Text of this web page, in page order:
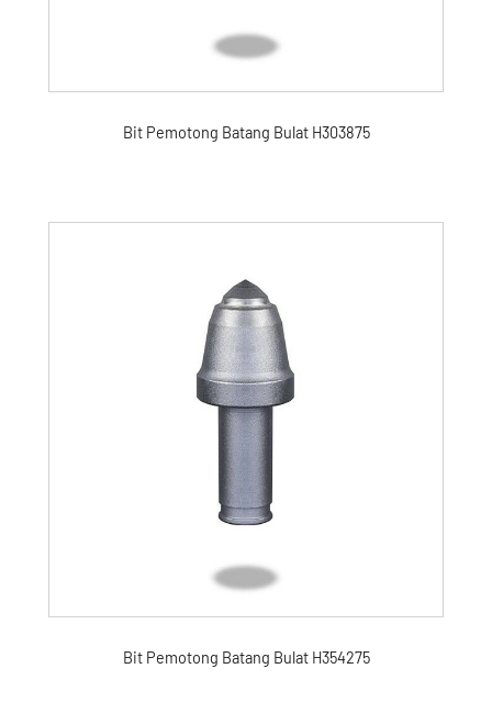
Bit Pemotong Batang Bulat H303875
Bit Pemotong Batang Bulat H354275